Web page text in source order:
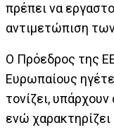
πρέπει να
αντιμετώπιση
Ο Πρόεδρος της
Ευρωπαίους
τονίζει,
ενώ